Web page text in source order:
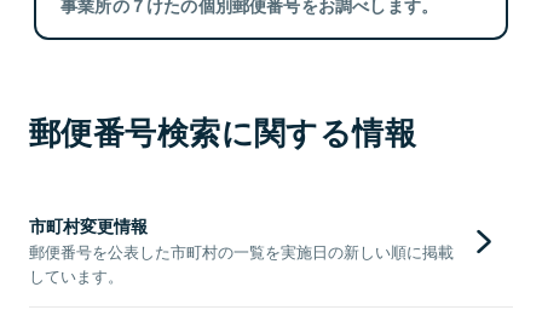
郵便番号検索に関する情報
市町村変更情報
郵便番号を公表した市町村の一覧を実施日の新しい順に掲載
しています。